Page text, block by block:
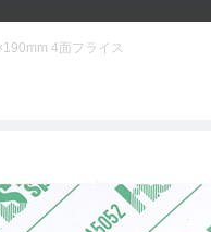
4面フライス